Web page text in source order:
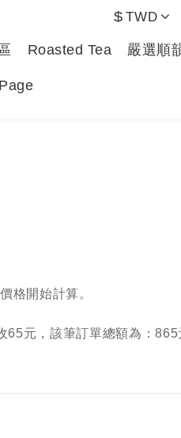
$ TWD
Roasted Tea 嚴選順
格開始計算。
65元，該筆訂單總額為：865